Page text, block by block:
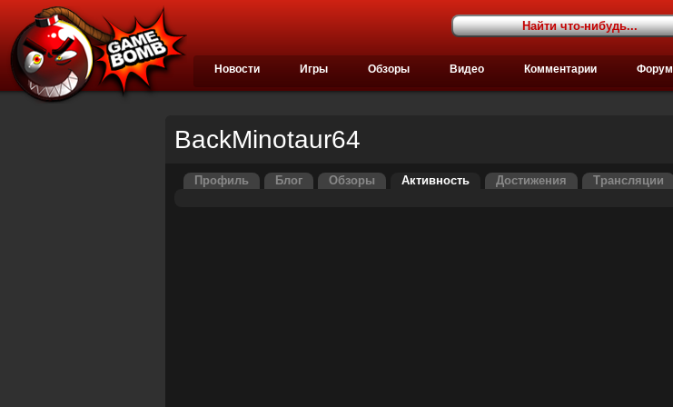
Новости Игры Обзоры Видео Комментарии Форум
BackMinotaur64
Профиль Блог Обзоры Активность Достижения Трансляции